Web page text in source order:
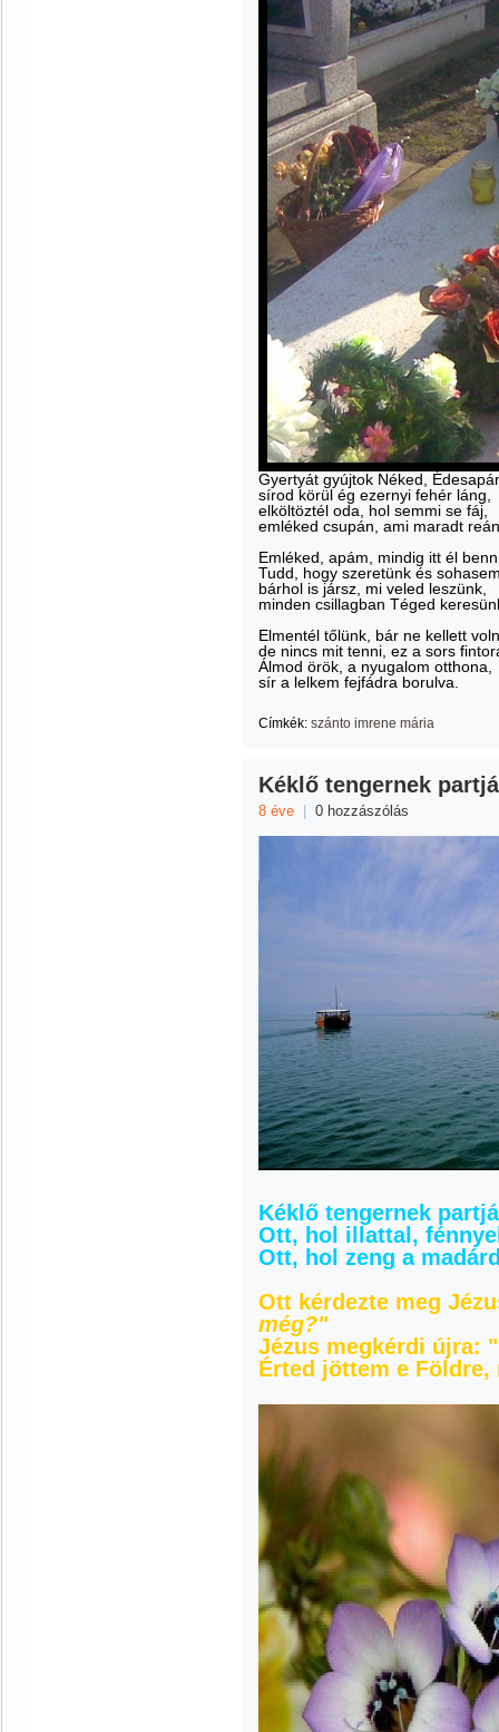
Gyertyát gyújtok Néked,
sírod körül ég ezernyi fehér láng,
elköltöztél oda, hol semmi se fáj,
emléked csupán, ami maradt
Emléked, apám, mindig itt él
Tudd, hogy szeretünk és
bárhol is jársz, mi veled leszünk,
minden csillagban Téged
Elmentél tőlünk, bár ne kellett
de nincs mit tenni, ez a sors
Álmod örök, a nyugalom otthona,
sír a lelkem fejfádra borulva.
Címkék: szánto imrene mária
Kéklő tengernek
8 éve 0 hozzászólás
Kéklő tengernek
Ott, hol illattal,
Ott, hol zeng a
Ott kérdezte meg
még?"
Jézus megkérdi újra:
Érted jöttem e